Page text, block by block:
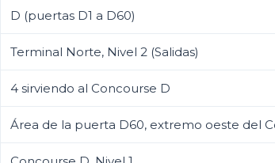
D (puertas D1 a D60)
Terminal Norte, Nivel 2 (Salidas)
4 sirviendo al Concourse D
Área de la puerta D60, extremo oeste del